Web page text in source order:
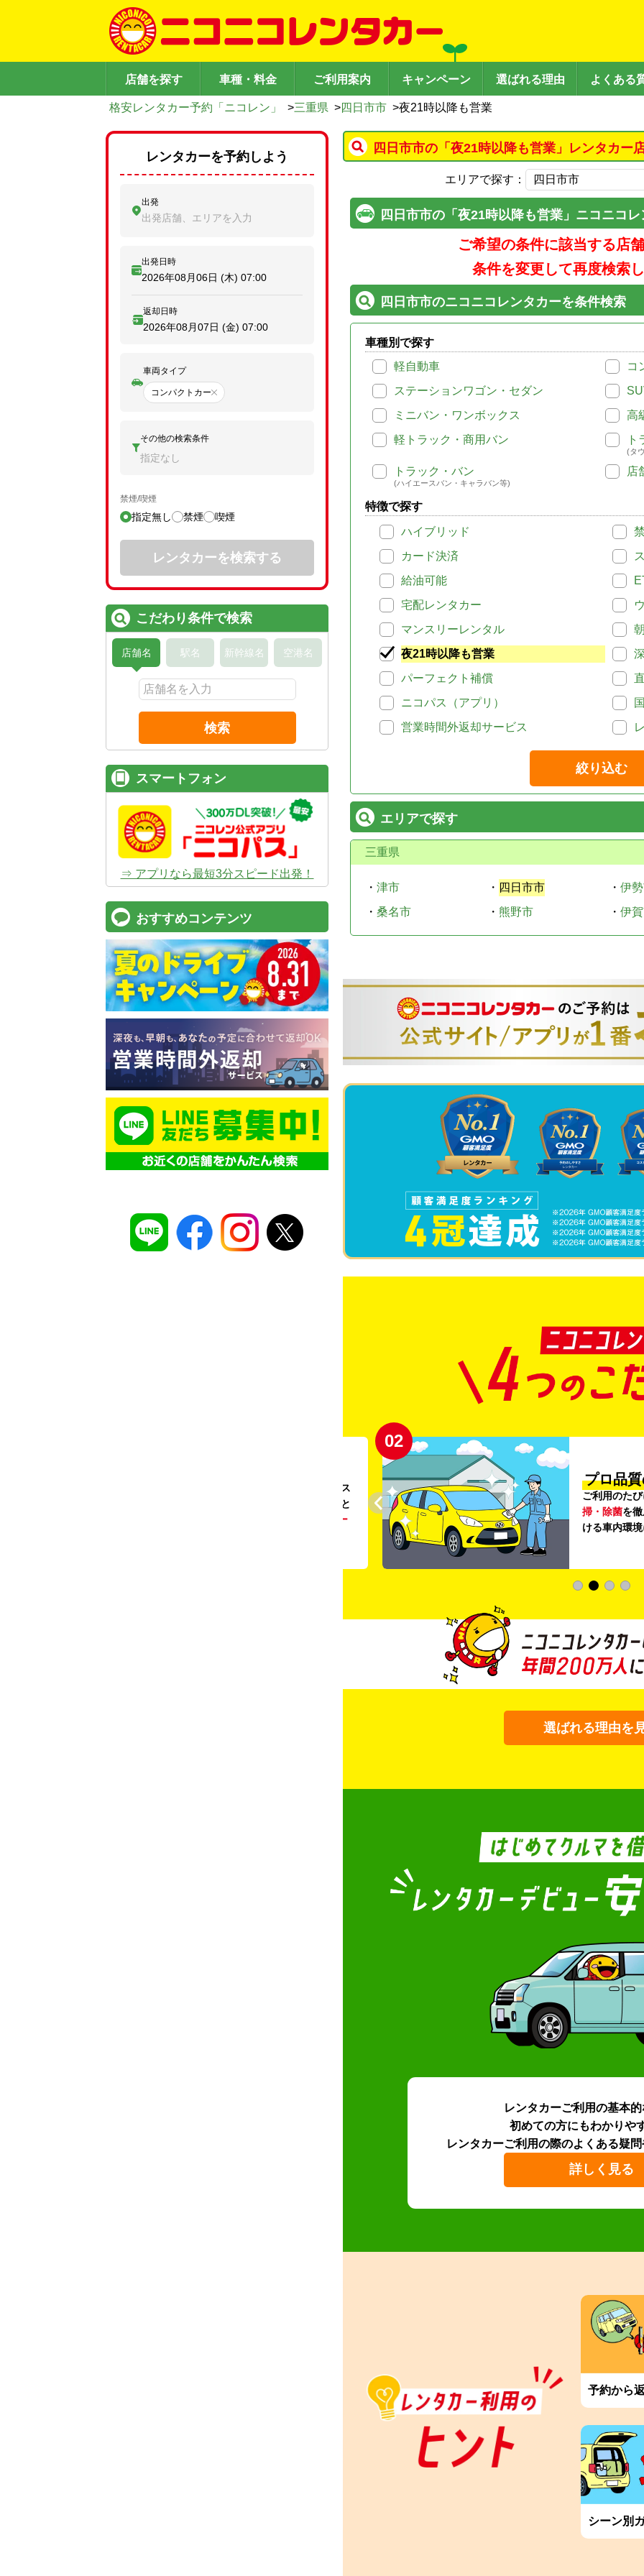
店舗を探す 車種・料金 ご利用案内 キャンペーン 選ばれる理由 よくある
格安レンタカー予約「ニコレン」 >三重県 >四日市市 >夜21時以降も営業
四日市市の「夜21時以降も営業」レンタカー
エリアで探す：
四日市市の「夜21時以降も営業」ニコニコ
ご希望の条件に該当する店
条件を変更して再度検索
四日市市のニコニコレンタカーを条件検索
車種別で探す
軽自動車
コ
ステーションワゴン・セダン
ミニバン・ワンボックス
高
軽トラック・商用バン
ト
(タ
トラック・バン
(ハイエースバン・キャラバン等)
店
特徴で探す
ハイブリッド
カード決済
給油可能
宅配レンタカー
マンスリーレンタル
夜21時以降も営業
パーフェクト補償
ニコパス（アプリ）
営業時間外返却サービス
絞り込む
エリアで探す
三重県
・ 津市 ・ 四日市市 ・ 伊
・ 桑名市 ・ 熊野市 ・ 伊
。ガソリンス
タンドや整備工場の既存インフラを活用すること
リー
02
プロ品
ご利用のた
掃・除菌を
ける車内環
選ばれる理由を
レンタカーご利用の基本
初めての方にもわかりや
レンタカーご利用の際のよくある疑問
詳しく見る
予約から
シーン別
レンタカーを予約しよう
出発
出発店舗、エリアを入力
出発日時
2026年08月06日 (木) 07:00
返却日時
2026年08月07日 (金) 07:00
車両タイプ
コンパクトカー
その他の検索条件
指定なし
禁煙/喫煙
指定無し 禁煙 喫煙
レンタカーを検索する
こだわり条件で検索
店舗名 駅名 新幹線名 空港名
検索
スマートフォン
⇒ アプリなら最短3分スピード出発！
おすすめコンテンツ